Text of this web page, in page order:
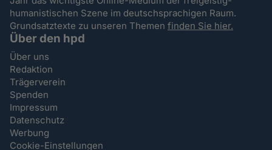
humanistischen Szene im deutschsprachigen Raum.
Grundsatztexte zu unseren Themenfinden Sie hier.
Über den hpd
Über uns
Redaktion
Trägerverein
Spenden
Impressum
Datenschutz
Werbung
Cookie-Einstellungen